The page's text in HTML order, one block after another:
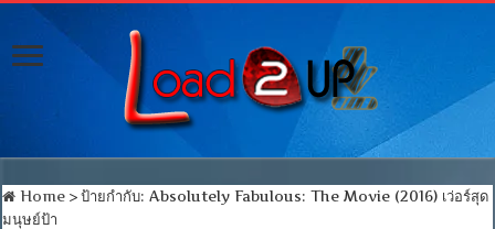
Home > ป้ายกำกับ:Absolutely Fabulous: The Movie (2016) เว่อร์สุด
มนุษย์ป้า